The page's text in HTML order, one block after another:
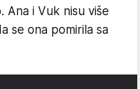
Ana i Vuk nisu više
se ona pomirila sa